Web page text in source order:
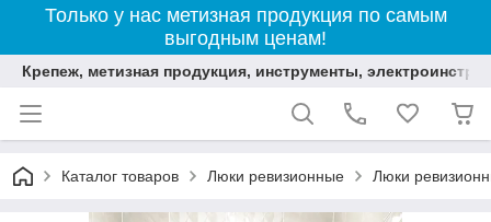
Только у нас метизная продукция по самым
выгодным ценам!
Крепеж, метизная продукция, инструменты,
Каталог товаров Люки ревизионные Люки